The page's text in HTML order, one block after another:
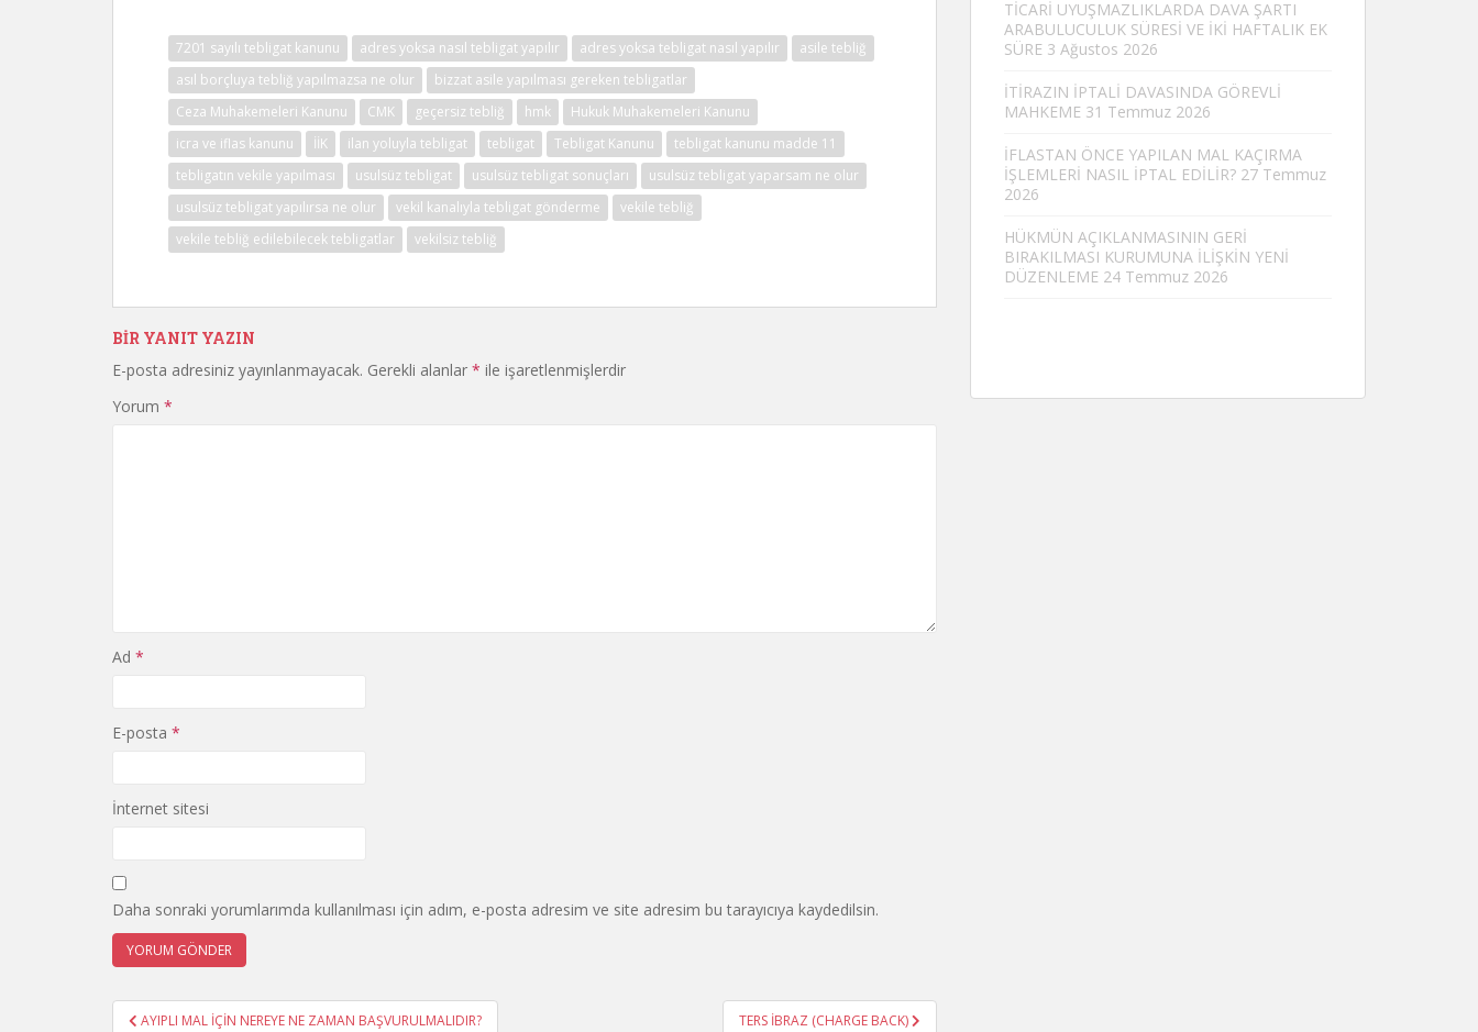
7201 sayılı tebligat kanunu adres yoksa nasıl tebligat yapılır adres yoksa tebligat nasıl yapılır
asile tebliğ
asıl borçluya tebliğ yapılmazsa ne olur
bizzat asile yapılması gereken tebligatlar
Ceza Muhakemeleri Kanunu
CMK geçersiz tebliğ hmk
Hukuk Muhakemeleri Kanunu
icra ve iflas kanunu
İİK ilan yoluyla tebligat tebligat Tebligat Kanunu
tebligat kanunu madde 11
tebligatın vekile yapılması
usulsüz tebligat usulsüz tebligat sonuçları
usulsüz tebligat yaparsam ne olur
usulsüz tebligat yapılırsa ne olur
vekil kanalıyla tebligat gönderme
vekile tebliğ
vekile tebliğ edilebilecek tebligatlar
vekilsiz tebliğ
BIR YANIT YAZIN
E-posta adresiniz yayınlanmayacak. Gerekli alanlar * ile işaretlenmişlerdir
Yorum *
Ad *
E-posta *
İnternet sitesi
Daha sonraki yorumlarımda kullanılması için adım, e-posta adresim ve site adresim bu tarayıcıya kaydedilsin.
YazıAYIPLI MAL İÇİN NEREYE NE ZAMAN BAŞVURULMALIDIR? TERS İBRAZ (CHARGE BACK)
TİCARİ UYUŞMAZLIKLARDA DAVA ŞARTI
ARABULUCULUK SÜRESİ VE İKİ HAFTALIK EK
SÜRE 3 Ağustos 2026
İTİRAZIN İPTALİ DAVASINDA GÖREVLİ
MAHKEME 31 Temmuz 2026
İFLASTAN ÖNCE YAPILAN MAL KAÇIRMA
İŞLEMLERİ NASIL İPTAL EDİLİR? 27 Temmuz
2026
HÜKMÜN AÇIKLANMASININ GERİ
BIRAKILMASI KURUMUNA İLİŞKİN YENİ
DÜZENLEME 24 Temmuz 2026